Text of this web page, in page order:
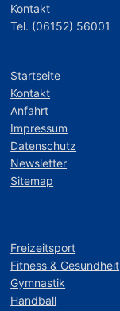
Kontakt
Tel. (06152) 56001
Startseite
Kontakt
Anfahrt
Impressum
Datenschutz
Newsletter
Sitemap
Freizeitsport
Fitness & Gesundheit
Gymnastik
Handball